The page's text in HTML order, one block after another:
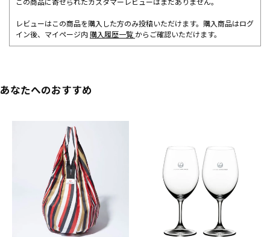
レビューはこの商品を購入した方のみ投稿いただけます。購入商品はログ
イン後、マイページ内 購入履歴一覧 からご確認いただけます。
あなたへのおすすめ